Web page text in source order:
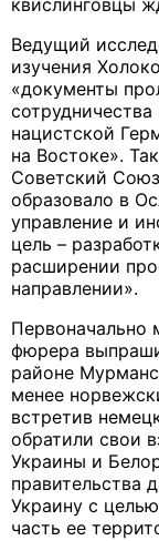
Ведущий
изучения
«документы
нацистской
на Востоке».
Советский
образовало в
управление и
цель –
расширении
направлении».
Первоначально
фюрера
районе
менее
встретив
обратили свои
Украины и
правительства
Украину с
часть ее